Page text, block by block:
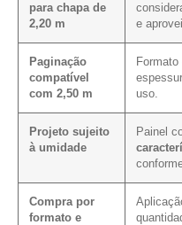
para chapa de
2,20 m
e
Paginação
compatível
com 2,50 m
Formato
uso.
Projeto sujeito
à umidade
Painel
Compra por
formato e